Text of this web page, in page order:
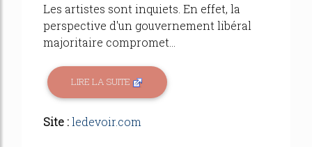
Les artistes sont inquiets. En effet, la
perspective d'un gouvernement libéral
majoritaire compromet...
LIRE LA SUITE
Site :ledevoir.com